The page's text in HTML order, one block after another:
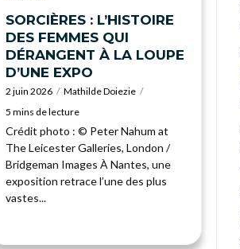
SORCIÈRES : L’HISTOIRE
DES FEMMES QUI
DÉRANGENT À LA LOUPE
D’UNE EXPO
2 juin 2026
Mathilde Doiezie
5 mins de lecture
Crédit photo : © Peter Nahum at
The Leicester Galleries, London /
Bridgeman Images À Nantes, une
exposition retrace l’une des plus
vastes...